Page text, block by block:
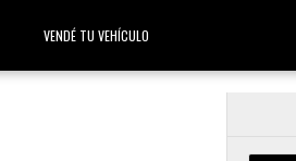
VENDÉ TU VEHÍCULO